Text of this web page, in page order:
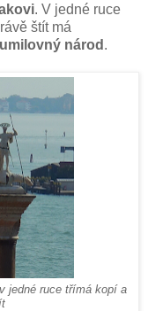
. V jedné ruce
štít má
národ .
jedné ruce třímá kopí a